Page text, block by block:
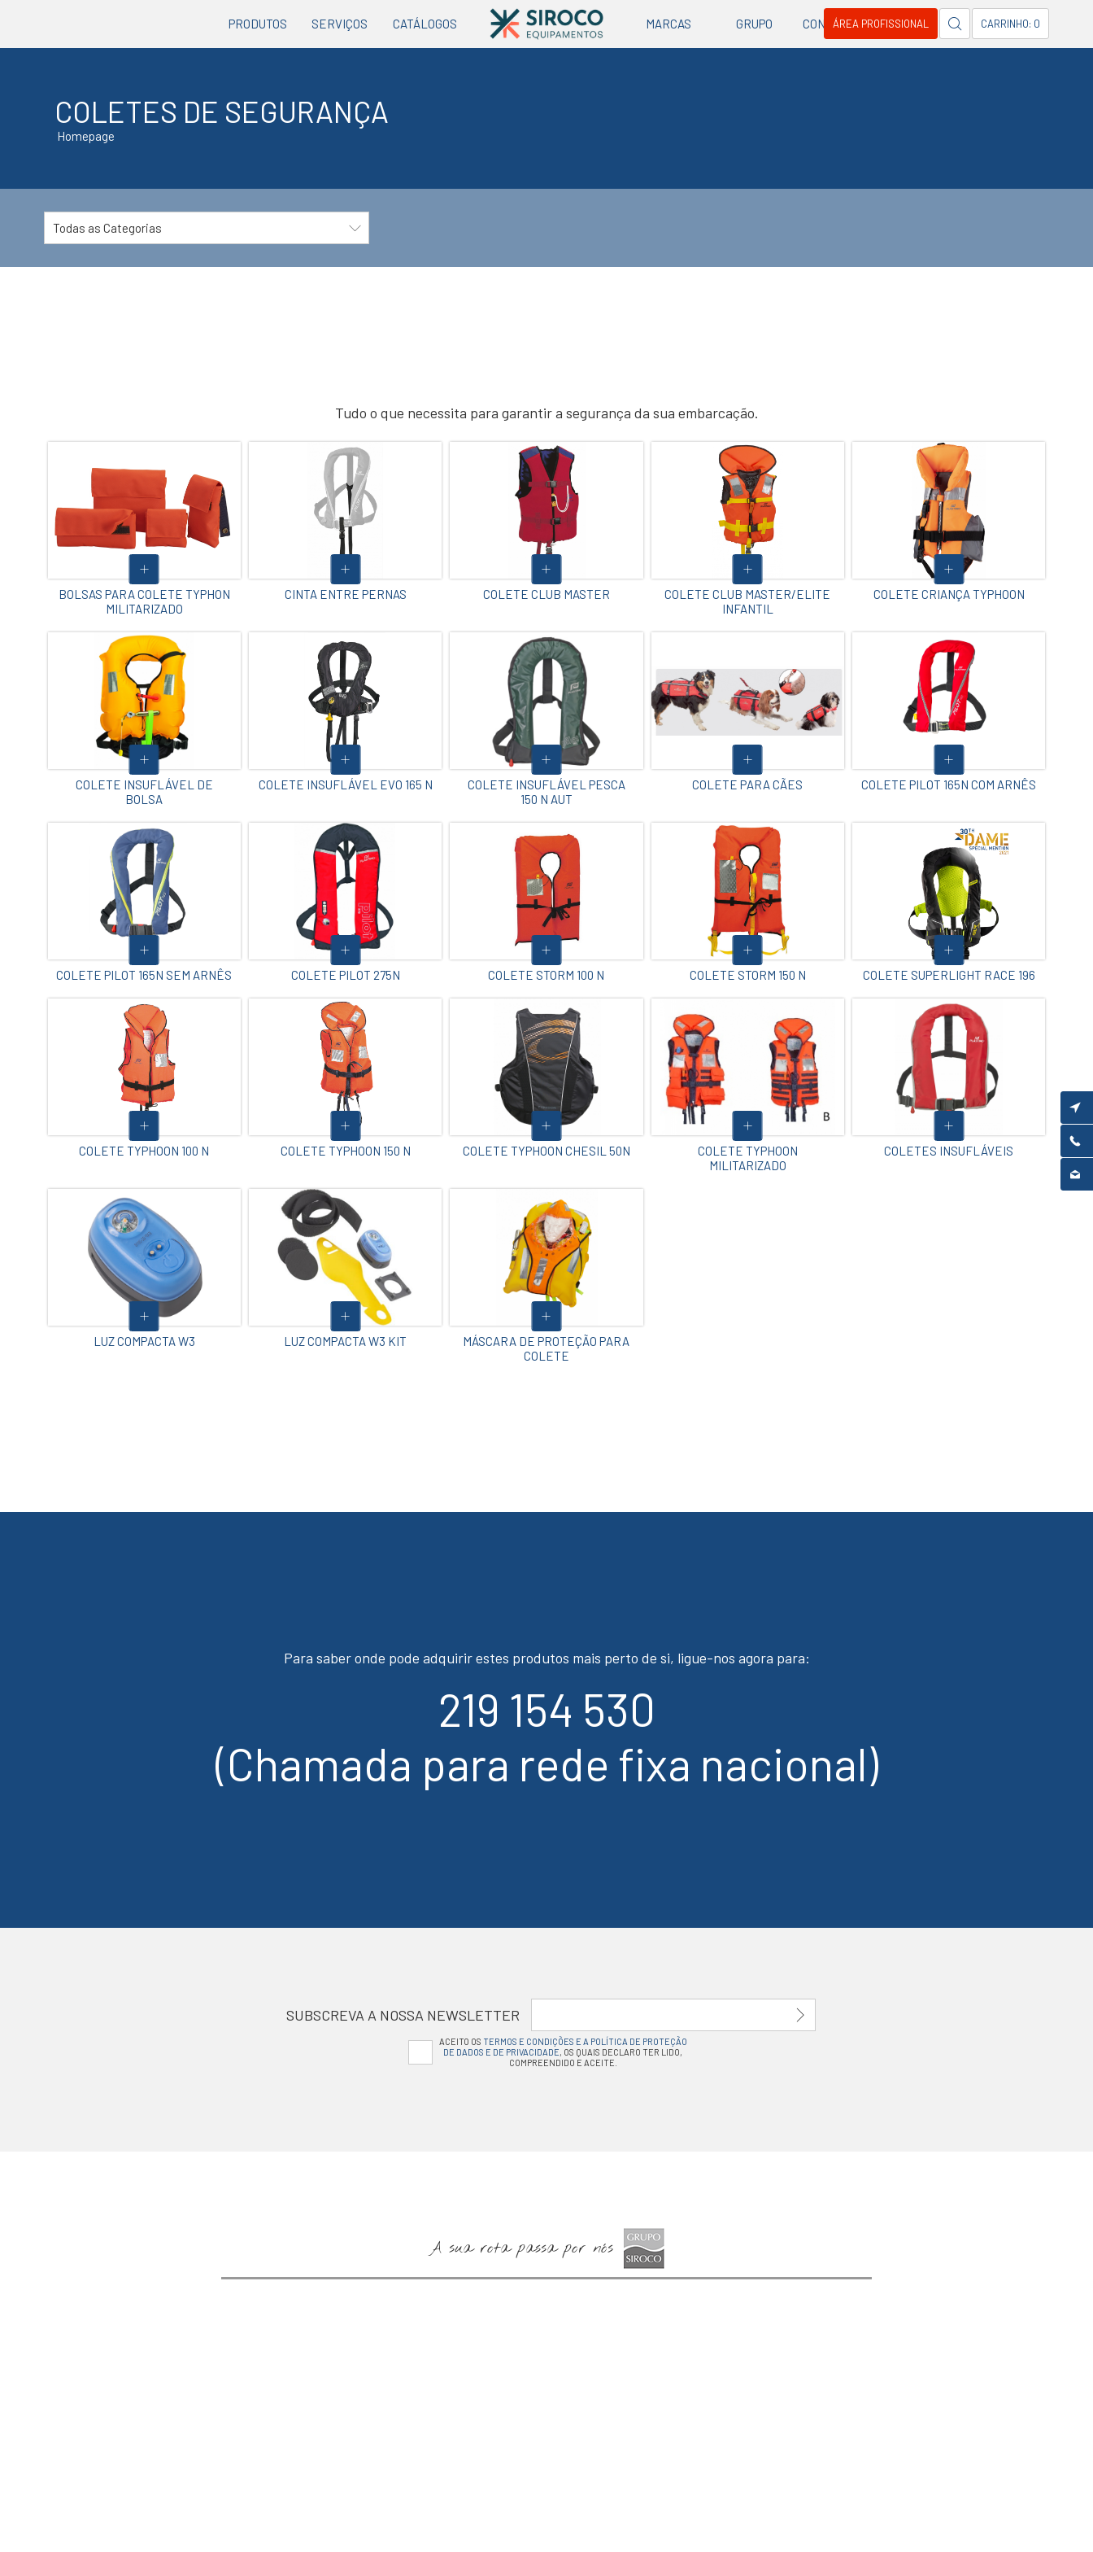
ÁREA PROFISSIONAL CARRINHO: 0
PRODUTOS SERVIÇOS CATÁLOGOS MARCAS GRUPO CONTACTOS
COLETES DE SEGURANÇA
Homepage
Todas as Categorias
Tudo o que necessita para garantir a segurança da sua embarcação.
BOLSAS PARA COLETE TYPHON
MILITARIZADO
CINTA ENTRE PERNAS COLETE CLUB MASTER
COLETE CLUB MASTER/ELITE
INFANTIL
COLETE CRIANÇA TYPHOON
COLETE INSUFLÁVEL DE
BOLSA
COLETE INSUFLÁVEL EVO 165 N
COLETE INSUFLÁVEL PESCA
150 N AUT
COLETE PARA CÃES COLETE PILOT 165N COM ARNÊS
COLETE PILOT 165N SEM ARNÊS COLETE PILOT 275N COLETE STORM 100 N COLETE STORM 150 N COLETE SUPERLIGHT RACE 196
COLETE TYPHOON 100 N COLETE TYPHOON 150 N COLETE TYPHOON CHESIL 50N
COLETE TYPHOON
MILITARIZADO
COLETES INSUFLÁVEIS
LUZ COMPACTA W3 LUZ COMPACTA W3 KIT
MÁSCARA DE PROTEÇÃO PARA
COLETE
Para saber onde pode adquirir estes produtos mais perto de si, ligue-nos agora para:
219 154 530
(Chamada para rede fixa nacional)
SUBSCREVA A NOSSA NEWSLETTER
ACEITO OS TERMOS E CONDIÇÕES E A POLÍTICA DE PROTEÇÃO
DE DADOS E DE PRIVACIDADE, OS QUAIS DECLARO TER LIDO,
COMPREENDIDO E ACEITE.
A sua rota passa por nós